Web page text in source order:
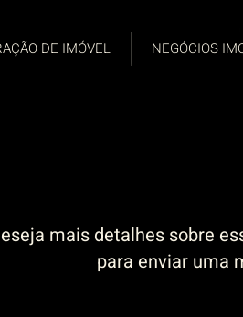
DE IMÓVEL NEGÓCIOS
mais detalhes sobre
para enviar uma